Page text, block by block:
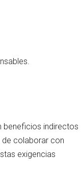
beneficios indirectos
colaborar con
exigencias